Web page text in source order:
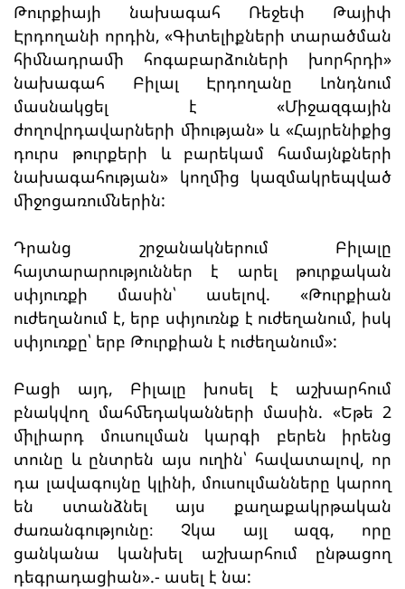
Թուրքիայի նախագահ Ռեջեփ Թայիփ
Էրդողանի որդին, «Գիտելիքների տարածման
հիմնադրամի հոգաբարձուների խորհրդի»
նախագահ Բիլալ Էրդողանը Լոնդնում
մասնակցել է «Միջազգային
ժողովրդավարների միության» և «Հայրենիքից
դուրս թուրքերի և բարեկամ համայնքների
նախագահության» կողմից կազմակրեպված
միջոցառումներին:
Դրանց շրջանակներում Բիլալը
հայտարարություններ է արել թուրքական
սփյուռքի մասին՝ ասելով. «Թուրքիան
ուժեղանում է, երբ սփյուռնք է ուժեղանում, իսկ
սփյուռքը՝ երբ Թուրքիան է ուժեղանում»:
Բացի այդ, Բիլալը խոսել է աշխարհում
բնակվող մահմեդականների մասին. «Եթե 2
միլիարդ մուսուլման կարգի բերեն իրենց
տունը և ընտրեն այս ուղին՝ հավատալով, որ
դա լավագույնը կլինի, մուսուլմանները կարող
են ստանձնել այս քաղաքակրթական
ժառանգությունը։ Չկա այլ ազգ, որը
ցանկանա կանխել աշխարհում ընթացող
դեգրադացիան».- ասել է նա: